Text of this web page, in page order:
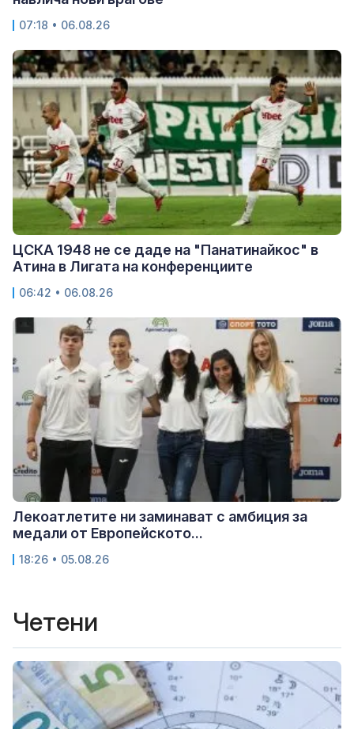
07:18 • 06.08.26
ЦСКА 1948 не се даде на "Панатинайкос" в
Атина в Лигата на конференциите
06:42 • 06.08.26
Лекоатлетите ни заминават с амбиция за
медали от Европейското...
18:26 • 05.08.26
Четени